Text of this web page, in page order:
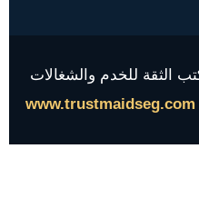
الثقة للخدم والشغالات
www.trustmaidseg.com